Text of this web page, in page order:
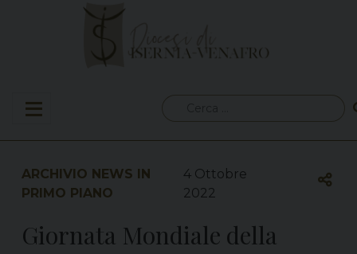
per:
ARCHIVIO NEWS IN
PRIMO PIANO
4 Ottobre
2022
Giornata Mondiale della